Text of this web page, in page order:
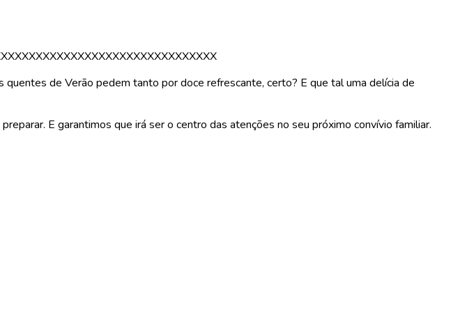
de Verão pedem tanto por doce refrescante, certo? E que tal uma delícia de
E garantimos que irá ser o centro das atenções no seu próximo convívio familiar.